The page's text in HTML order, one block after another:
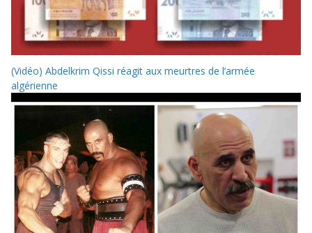
(Vidéo) Abdelkrim Qissi réagit aux meurtres de l’armée
algérienne